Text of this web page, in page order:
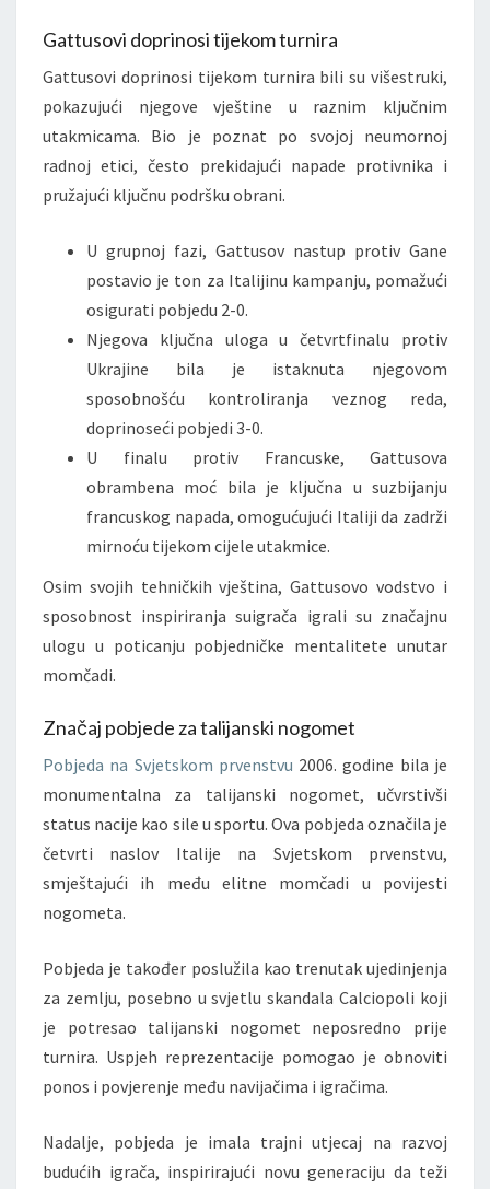
Gattusovi doprinosi tijekom turnira
Gattusovi doprinosi tijekom turnira bili su višestruki,
pokazujući njegove vještine u raznim ključnim
utakmicama. Bio je poznat po svojoj neumornoj
radnoj etici, često prekidajući napade protivnika i
pružajući ključnu podršku obrani.
U grupnoj fazi, Gattusov nastup protiv Gane
postavio je ton za Italijinu kampanju, pomažući
osigurati pobjedu 2-0.
Njegova ključna uloga u četvrtfinalu protiv
Ukrajine bila je istaknuta njegovom
sposobnošću kontroliranja veznog reda,
doprinoseći pobjedi 3-0.
U finalu protiv Francuske, Gattusova
obrambena moć bila je ključna u suzbijanju
francuskog napada, omogućujući Italiji da zadrži
mirnoću tijekom cijele utakmice.
Osim svojih tehničkih vještina, Gattusovo vodstvo i
sposobnost inspiriranja suigrača igrali su značajnu
ulogu u poticanju pobjedničke mentalitete unutar
momčadi.
Značaj pobjede za talijanski nogomet
Pobjeda na Svjetskom prvenstvu 2006. godine bila je
monumentalna za talijanski nogomet, učvrstivši
status nacije kao sile u sportu. Ova pobjeda označila je
četvrti naslov Italije na Svjetskom prvenstvu,
smještajući ih među elitne momčadi u povijesti
nogometa.
Pobjeda je također poslužila kao trenutak ujedinjenja
za zemlju, posebno u svjetlu skandala Calciopoli koji
je potresao talijanski nogomet neposredno prije
turnira. Uspjeh reprezentacije pomogao je obnoviti
ponos i povjerenje među navijačima i igračima.
Nadalje, pobjeda je imala trajni utjecaj na razvoj
budućih igrača, inspirirajući novu generaciju da teži